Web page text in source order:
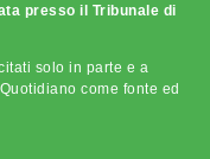
presso il Tribunale di
solo in parte e a
come fonte ed